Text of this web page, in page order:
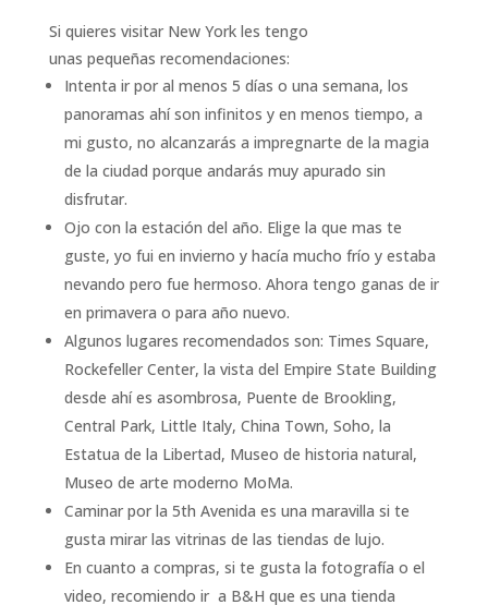
Si quieres visitar New York les tengo
unas pequeñas recomendaciones:
Intenta ir por al menos 5 días o una semana, los
panoramas ahí son infinitos y en menos tiempo, a
mi gusto, no alcanzarás a impregnarte de la magia
de la ciudad porque andarás muy apurado sin
disfrutar.
Ojo con la estación del año. Elige la que mas te
guste, yo fui en invierno y hacía mucho frío y estaba
nevando pero fue hermoso. Ahora tengo ganas de ir
en primavera o para año nuevo.
Algunos lugares recomendados son: Times Square,
Rockefeller Center, la vista del Empire State Building
desde ahí es asombrosa, Puente de Brookling,
Central Park, Little Italy, China Town, Soho, la
Estatua de la Libertad, Museo de historia natural,
Museo de arte moderno MoMa.
Caminar por la 5th Avenida es una maravilla si te
gusta mirar las vitrinas de las tiendas de lujo.
En cuanto a compras, si te gusta la fotografía o el
video, recomiendo ir a B&H que es una tienda